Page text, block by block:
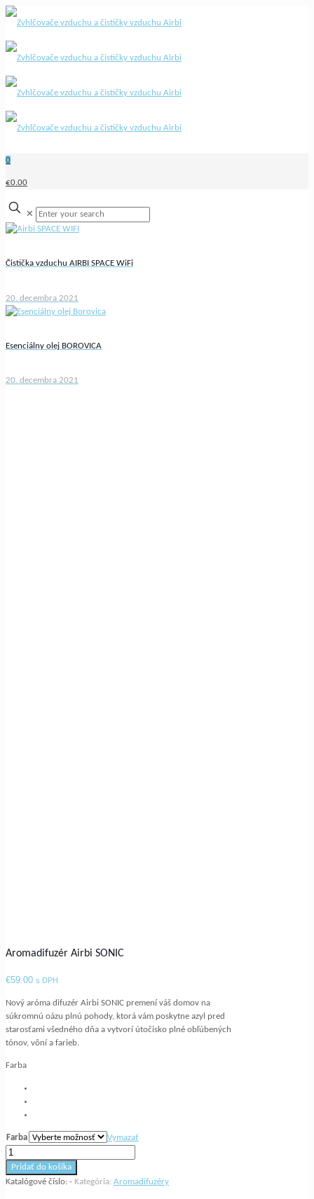
0
€0.00
✕
Čistička vzduchu AIRBI SPACE WiFi
20. decembra 2021
Esenciálny olej BOROVICA
20. decembra 2021
Aromadifuzér Airbi SONIC
€59.00 s DPH
Nový aróma difuzér Airbi SONIC premení váš domov na
súkromnú oázu plnú pohody, ktorá vám poskytne azyl pred
starosťami všedného dňa a vytvorí útočisko plné obľúbených
tónov, vôní a farieb.
Farba
Farba
Vymazať
množstvo
Aromadifuzér
Airbi
Pridať do košíka
Katalógové číslo: - Kategória: Aromadifuzéry